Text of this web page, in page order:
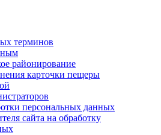
терминов
районирование
карточки пещеры
персональных данных
сайта на обработку